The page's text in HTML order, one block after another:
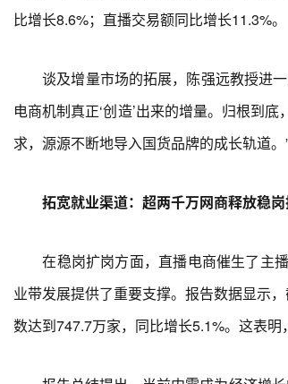
比增长8.6%；直播交易额同比增长11.3%。
谈及增量市场的拓展，陈强远教授进一
电商机制真正‘创造’出来的增量。归根到
求，源源不断地导入国货品牌的成长轨道。
拓宽就业渠道：超两千万网商释放稳岗
在稳岗扩岗方面，直播电商催生了主播
业带发展提供了重要支撑。报告数据显示
数达到747.7万家，同比增长5.1%。这表